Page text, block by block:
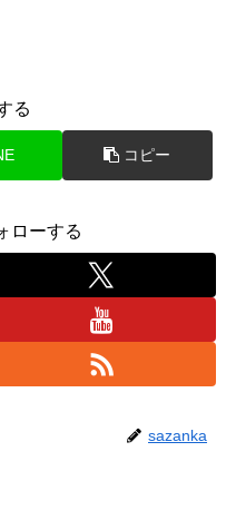
る
コピー
ローする
sazanka